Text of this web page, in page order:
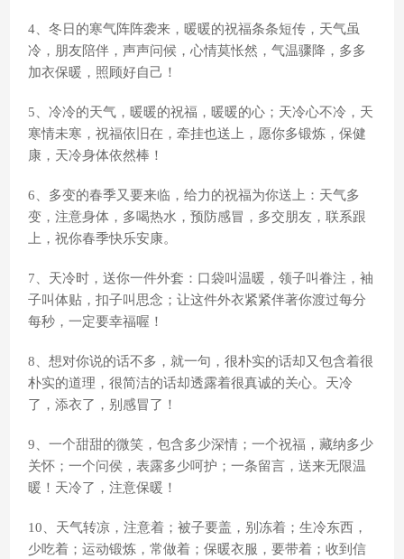
4、冬日的寒气阵阵袭来，暖暖的祝福条条短传，天气虽
冷，朋友陪伴，声声问候，心情莫怅然，气温骤降，多多
加衣保暖，照顾好自己！
5、冷冷的天气，暖暖的祝福，暖暖的心；天冷心不冷，天
寒情未寒，祝福依旧在，牵挂也送上，愿你多锻炼，保健
康，天冷身体依然棒！
6、多变的春季又要来临，给力的祝福为你送上：天气多
变，注意身体，多喝热水，预防感冒，多交朋友，联系跟
上，祝你春季快乐安康。
7、天冷时，送你一件外套：口袋叫温暖，领子叫眷注，袖
子叫体贴，扣子叫思念；让这件外衣紧紧伴著你渡过每分
每秒，一定要幸福喔！
8、想对你说的话不多，就一句，很朴实的话却又包含着很
朴实的道理，很简洁的话却透露着很真诚的关心。天冷
了，添衣了，别感冒了！
9、一个甜甜的微笑，包含多少深情；一个祝福，藏纳多少
关怀；一个问侯，表露多少呵护；一条留言，送来无限温
暖！天冷了，注意保暖！
10、天气转凉，注意着；被子要盖，别冻着；生冷东西，
少吃着；运动锻炼，常做着；保暖衣服，要带着；收到信